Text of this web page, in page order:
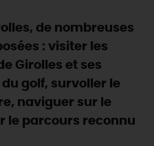
ACTIVITÉS
DE VIVRE
de la Faïencerie de
!
parcours Baludik🕵️
de festivals 🎉
la nature en 2026
SERVICES
de nombreuses
: visiter les
Girolles et ses
golf, survoller le
naviguer sur le
le parcours reconnu